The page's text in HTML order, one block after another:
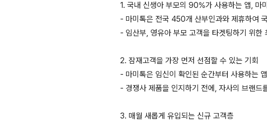
1. 국내 신생아 부모의 90%가 사용하는 앱, 마
- 마미톡은 전국 450개 산부인과와 제휴하여
- 임산부, 영유아 부모 고객을 타겟팅하기 위한
2. 잠재고객을 가장 먼저 선점할 수 있는 기회
- 마미톡은 임신이 확인된 순간부터 사용하는
- 경쟁사 제품을 인지하기 전에, 자사의 브랜드
3. 매월 새롭게 유입되는 신규 고객층